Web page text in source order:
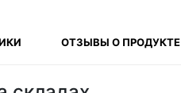
ОТЗЫВЫ О ПРОДУКТЕ